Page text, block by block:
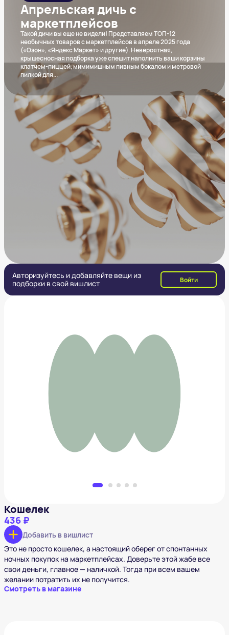
Апрельская дичь с
маркетплейсов
Такой дичи вы еще не видели! Представляем ТОП-12
необычных товаров с маркетплейсов в апреле 2025 года
(«Озон», «Яндекс Маркет» и другие). Невероятная,
крышесносная подборка уже спешит наполнить ваши корзины
клатчем-пиццей, мимимишным пивным бокалом и метровой
пилкой для...
Авторизуйтесь и добавляйте вещи из
подборки в свой вишлист
Войти
Кошелек
436 ₽
Добавить в вишлист
Это не просто кошелек, а настоящий оберег от спонтанных
ночных покупок на маркетплейсах. Доверьте этой жабе все
свои деньги, главное — наличкой. Тогда при всем вашем
желании потратить их не получится.
Смотреть в магазине